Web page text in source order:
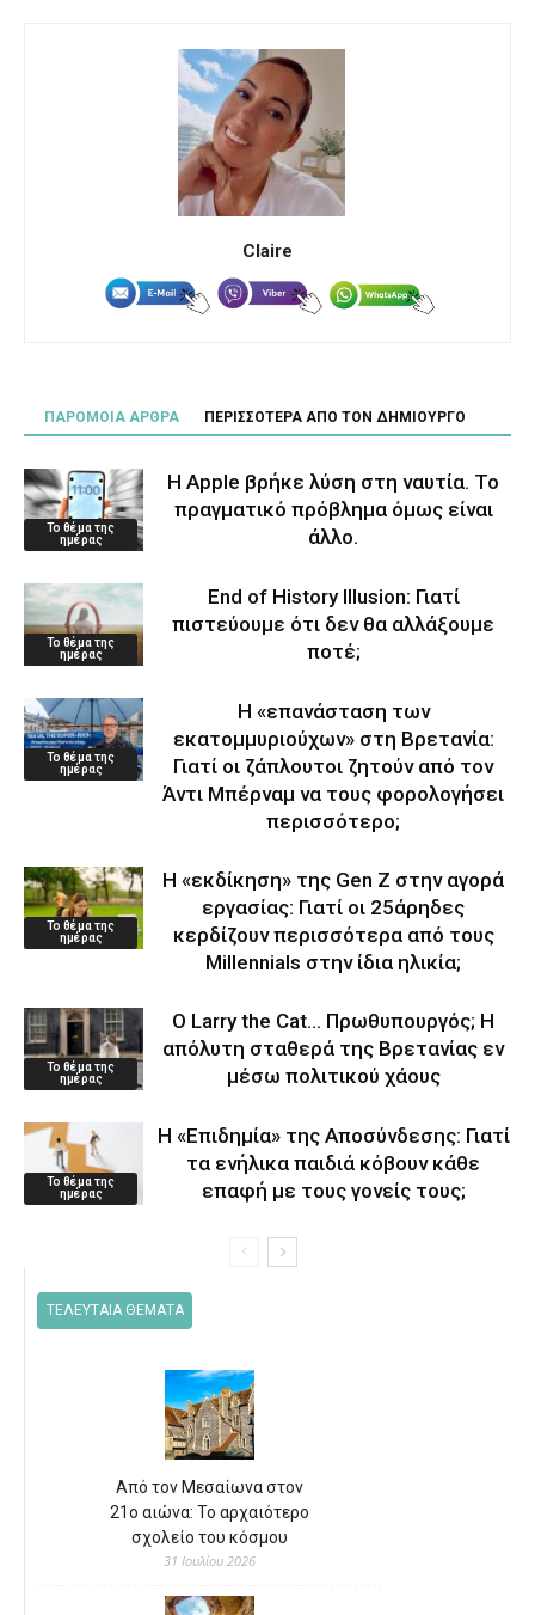
Claire
ΠΑΡΟΜΟΙΑ ΑΡΘΡΑ ΠΕΡΙΣΣΟΤΕΡΑ ΑΠΟ ΤΟΝ ΔΗΜΙΟΥΡΓΟ
Το θέμα της
ημέρας
Η Apple βρήκε λύση στη ναυτία. Το
πραγματικό πρόβλημα όμως είναι
άλλο.
Το θέμα της
ημέρας
End of History Illusion: Γιατί
πιστεύουμε ότι δεν θα αλλάξουμε
ποτέ;
Το θέμα της
ημέρας
Η «επανάσταση των
εκατομμυριούχων» στη Βρετανία:
Γιατί οι ζάπλουτοι ζητούν από τον
Άντι Μπέρναμ να τους φορολογήσει
περισσότερο;
Το θέμα της
ημέρας
Η «εκδίκηση» της Gen Z στην αγορά
εργασίας: Γιατί οι 25άρηδες
κερδίζουν περισσότερα από τους
Millennials στην ίδια ηλικία;
Το θέμα της
ημέρας
Ο Larry the Cat… Πρωθυπουργός; Η
απόλυτη σταθερά της Βρετανίας εν
μέσω πολιτικού χάους
Το θέμα της
ημέρας
Η «Επιδημία» της Αποσύνδεσης: Γιατί
τα ενήλικα παιδιά κόβουν κάθε
επαφή με τους γονείς τους;
ΤΕΛΕΥΤΑΙΑ ΘΕΜΑΤΑ
Από τον Μεσαίωνα στον
21ο αιώνα: Το αρχαιότερο
σχολείο του κόσμου
31 Ιουλίου 2026